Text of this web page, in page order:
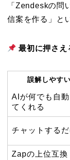
「Zendeskの問
信案を作る」と
最初に押さえ
誤解しやす
AIが何でも自
てくれる
チャットするだ
Zapの上位互換